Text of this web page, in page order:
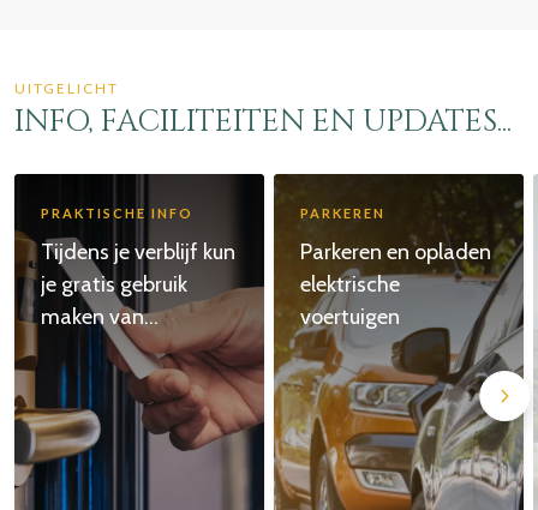
UITGELICHT
INFO, FACILITEITEN EN UPDATES...
PRAKTISCHE INFO
Tijdens je verblijf kun
je gratis gebruik
maken van...
PARKEREN
Parkeren en opladen
elektrische
voertuigen